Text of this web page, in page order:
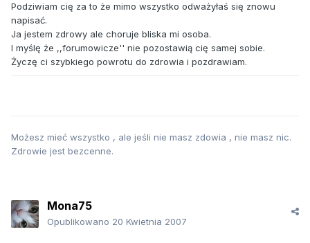
Podziwiam cię za to że mimo wszystko odważyłaś się znowu
napisać.
Ja jestem zdrowy ale choruje bliska mi osoba.
I myślę że ,,forumowicze'' nie pozostawią cię samej sobie.
Życzę ci szybkiego powrotu do zdrowia i pozdrawiam.
Możesz mieć wszystko , ale jeśli nie masz zdowia , nie masz nic.
Zdrowie jest bezcenne.
Mona75
Opublikowano 20 Kwietnia 2007